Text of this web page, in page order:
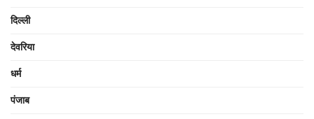
दिल्ली
देवरिया
धर्म
पंजाब